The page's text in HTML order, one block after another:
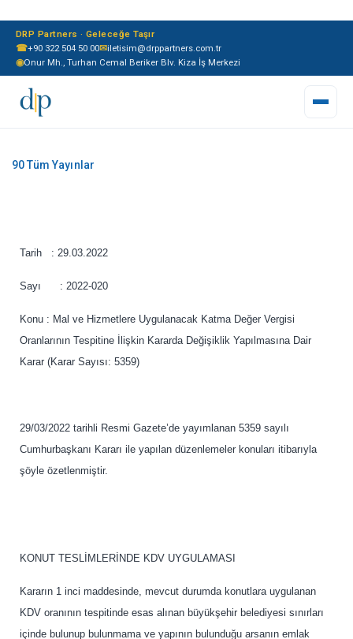
☎+90 322 504 50 00✉iletisim@drppartners.com.tr
◉Onur Mh., Turhan Cemal Beriker Blv. Kiza İş Merkezi
DRP Partners · Geleceğe Taşır
Tarih : 29.03.2022
Sayı : 2022-020
Konu : Mal ve Hizmetlere Uygulanacak Katma Değer Vergisi
Oranlarının Tespitine İlişkin Kararda Değişiklik Yapılmasına Dair
Karar (Karar Sayısı: 5359)
29/03/2022 tarihli Resmi Gazete’de yayımlanan 5359 sayılı
Cumhurbaşkanı Kararı ile yapılan düzenlemeler konuları itibarıyla
şöyle özetlenmiştir.
KONUT TESLİMLERİNDE KDV UYGULAMASI
Kararın 1 inci maddesinde, mevcut durumda konutlara uygulanan
KDV oranının tespitinde esas alınan büyükşehir belediyesi sınırları
içinde bulunup bulunmama ve yapının bulunduğu arsanın emlak